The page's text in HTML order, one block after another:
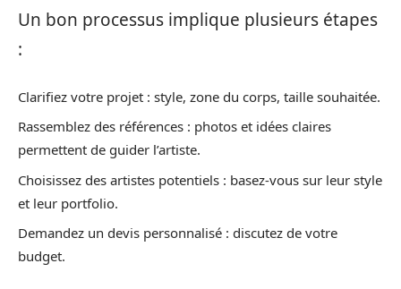
Un bon processus implique plusieurs étapes
:
Clarifiez votre projet : style, zone du corps, taille souhaitée.
Rassemblez des références : photos et idées claires
permettent de guider l’artiste.
Choisissez des artistes potentiels : basez-vous sur leur style
et leur portfolio.
Demandez un devis personnalisé : discutez de votre
budget.